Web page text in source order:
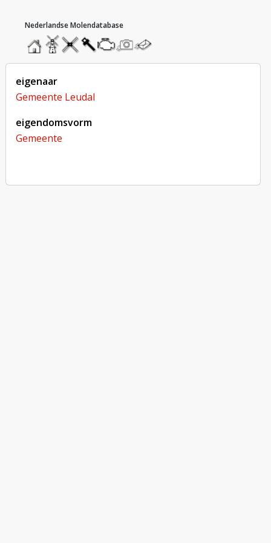
homemolendatabase
roedendatabase
assendatabase
motorendatabase
stuur
een
foto
stuur
een
bericht
eigenaar
Gemeente Leudal
eigendomsvorm
Gemeente